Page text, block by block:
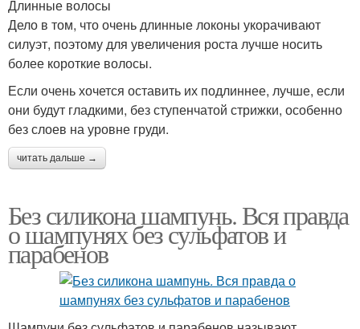
Длинные волосы
Дело в том, что очень длинные локоны укорачивают
силуэт, поэтому для увеличения роста лучше носить
более короткие волосы.
Если очень хочется оставить их подлиннее, лучше, если
они будут гладкими, без ступенчатой стрижки, особенно
без слоев на уровне груди.
читать дальше →
Без силикона шампунь. Вся правда
о шампунях без сульфатов и
парабенов